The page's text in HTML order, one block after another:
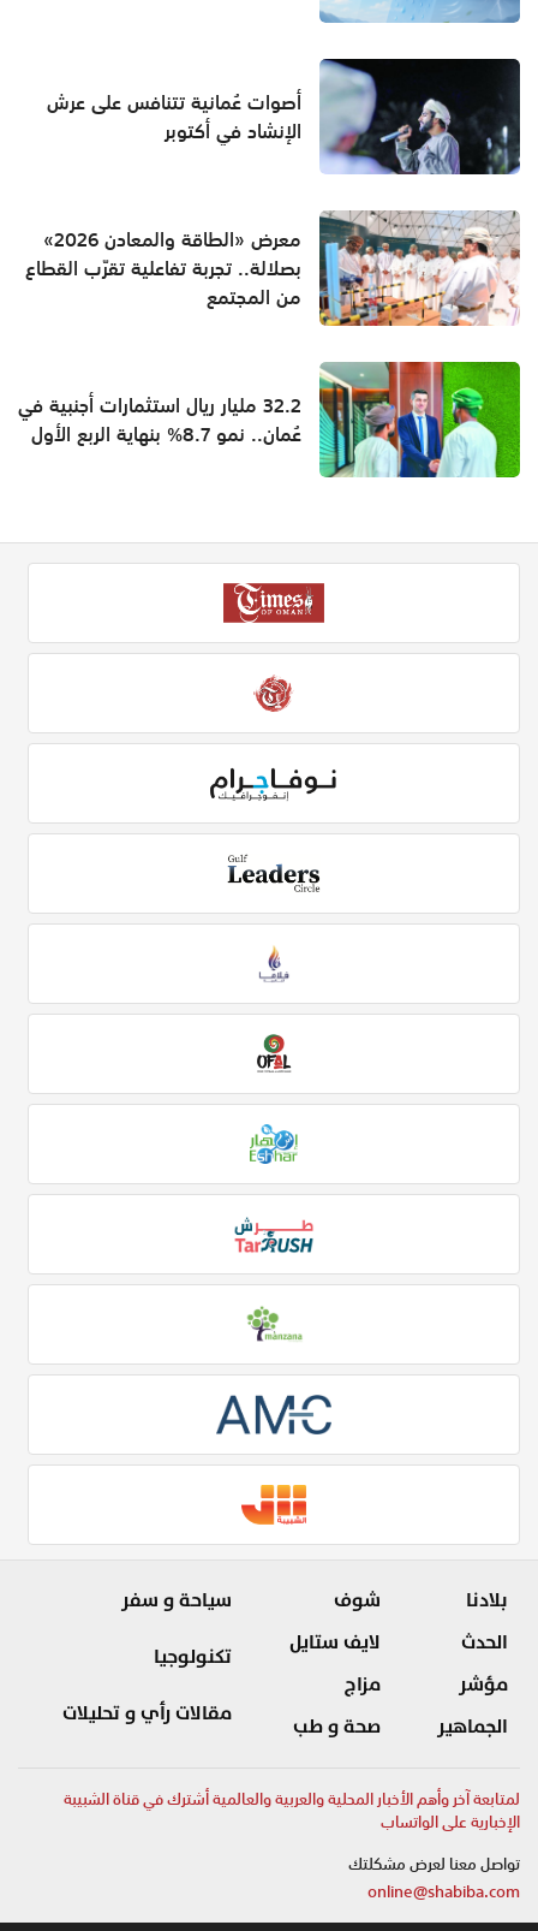
أصوات عُمانية تتنافس على عرش
الإنشاد في أكتوبر
معرض «الطاقة والمعادن 2026»
بصلالة.. تجربة تفاعلية تقرّب القطاع
من المجتمع
32.2 مليار ريال استثمارات أجنبية في
عُمان.. نمو 8.7% بنهاية الربع الأول
بلادنا
الحدث
مؤشر
الجماهير
شوف
لايف ستايل
مزاج
صحة و طب
سياحة و سفر
تكنولوجيا
مقالات رأي و تحليلات
لمتابعة آخر وأهم الأخبار المحلية والعربية والعالمية أشترك في قناة الشبيبة
الإخبارية على الواتساب
تواصل معنا لعرض مشكلتك
online@shabiba.com